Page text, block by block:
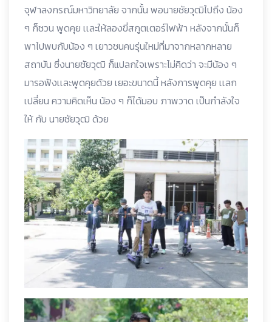
จุฬาลงกรณ์มหาวิทยาลัย จากนั้น พอนายชัยวุฒิไปถึง น้อง
ๆ ก็ชวน พูดคุย เเละให้ลองขี่สกูตเตอร์ไฟฟ้า หลังจากนั้นก็
พาไปพบกับน้อง ๆ เยาวชนคนรุ่นใหม่ที่มาจากหลากหลาย
สถาบัน ซึ่งนายชัยวุฒิ ก็แปลกใจเพราะไม่คิดว่า จะมีน้อง ๆ
มารอฟังเเละพูดคุยด้วย เยอะขนาดนี้ หลังการพูดคุย เเลก
เปลี่ยน ความคิดเห็น น้อง ๆ ก็ได้มอบ ภาพวาด เป็นกำลังใจ
ให้ กับ นายชัยวุฒิ ด้วย